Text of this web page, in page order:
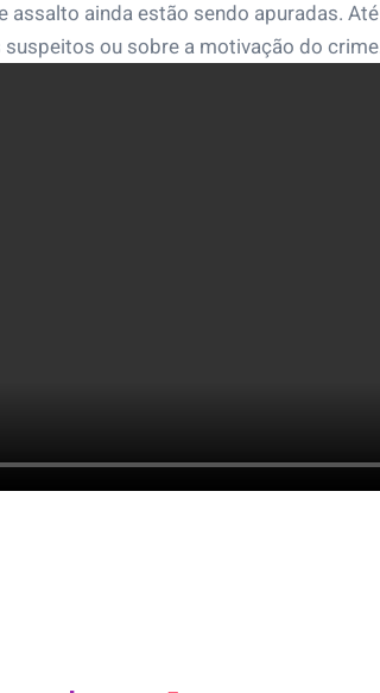
assalto ainda estão sendo apuradas.
ou sobre a motivação do